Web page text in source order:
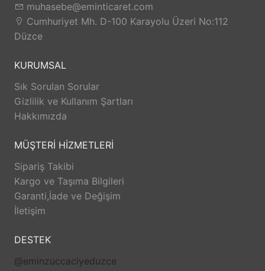
muhasebe@eminticaret.com
Cumhuriyet Mh. D-100 Karayolu Üzeri No:112
Düzce
KURUMSAL
Sık Sorulan Sorular
Gizlilik ve Kullanım Şartları
Hakkımızda
MÜŞTERİ HİZMETLERİ
Sipariş Takibi
Kargo ve Taşıma Bilgileri
Garanti,İade ve Değişim
İletişim
DESTEK
@eminzuccaciyeduzce